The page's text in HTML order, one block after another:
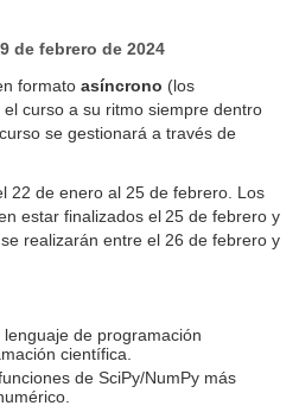
de febrero de 2024
formato asíncrono (los
curso a su ritmo siempre dentro
se gestionará a través de
22 de enero al 25 de febrero. Los
estar finalizados el 25 de febrero y
se realizarán entre el 26 de febrero y
de programación
científica.
de SciPy/NumPy más